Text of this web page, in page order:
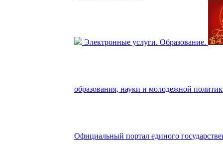
Электронные услуги. Образование.
образования, науки и молодежной
Официальный портал единого